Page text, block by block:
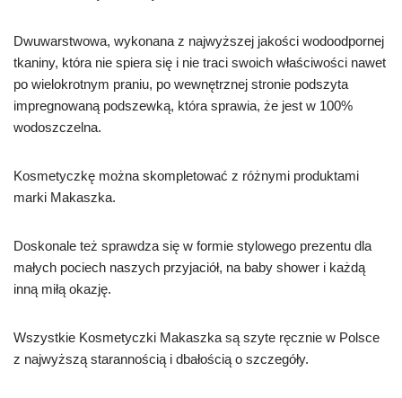
Dwuwarstwowa, wykonana z najwyższej jakości wodoodpornej
tkaniny, która nie spiera się i nie traci swoich właściwości nawet
po wielokrotnym praniu, po wewnętrznej stronie podszyta
impregnowaną podszewką, która sprawia, że jest w 100%
wodoszczelna.
Kosmetyczkę można skompletować z różnymi produktami
marki Makaszka.
Doskonale też sprawdza się w formie stylowego prezentu dla
małych pociech naszych przyjaciół, na baby shower i każdą
inną miłą okazję.
Wszystkie Kosmetyczki Makaszka są szyte ręcznie w Polsce
z najwyższą starannością i dbałością o szczegóły.